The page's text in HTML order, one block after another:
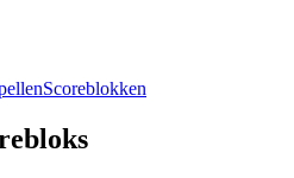
Scoreblokken